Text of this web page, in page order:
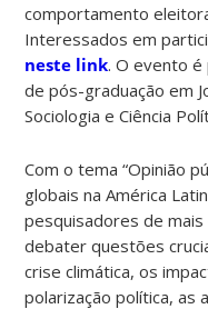
comportamento
Interessados em
neste link. O evento
de pós-graduação em
Sociologia e Ciência
Com o tema “Opinião
globais na América
pesquisadores de
debater questões
crise climática, os
polarização política, as